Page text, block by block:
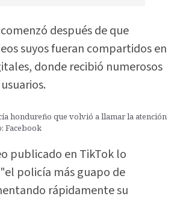
después de que
suyos fueran compartidos en
donde recibió numerosos
hondureño que volvió a llamar la atención
Facebook
publicado en TikTok lo
policía más guapo de
rápidamente su